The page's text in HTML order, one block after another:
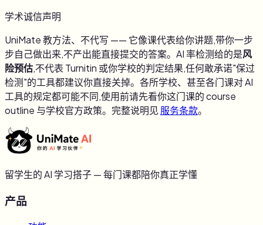
学术诚信声明
UniMate 教方法、不代写 —— 它像课代表给你讲题,带你一步
步自己做出来,不产出能直接提交的答案。AI 率检测给的是风
险预估,不代表 Turnitin 或你学校的判定结果,任何敢承诺"保过
检测"的工具都建议你直接关掉。各所学校、甚至各门课对 AI
工具的规定都可能不同,使用前请先看你这门课的 course
outline 与学校官方政策。完整说明见 服务条款。
留学生的 AI 学习搭子 — 每门课都陪你真正学懂
产品